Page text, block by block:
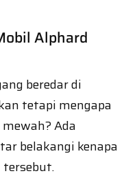
Alphard
beredar di
tetapi mengapa
Ada
belakangi kenapa